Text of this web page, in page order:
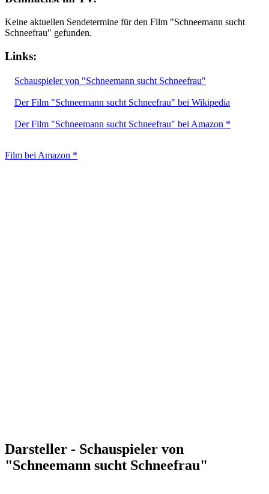
Keine aktuellen Sendetermine für den Film "Schneemann sucht
Schneefrau" gefunden.
Links:
Schauspieler von "Schneemann sucht Schneefrau"
Der Film "Schneemann sucht Schneefrau" bei Wikipedia
Der Film "Schneemann sucht Schneefrau" bei Amazon *
Film bei Amazon *
Darsteller - Schauspieler von
"Schneemann sucht Schneefrau"